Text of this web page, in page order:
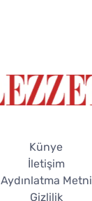
Künye
İletişim
Aydınlatma Metni
Gizlilik